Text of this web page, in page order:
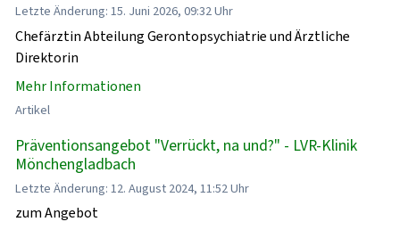
Letzte Änderung: 15. Juni 2026, 09:32 Uhr
Chefärztin Abteilung Gerontopsychiatrie und Ärztliche
Direktorin
Mehr Informationen
Artikel
Präventionsangebot "Verrückt, na und?" - LVR-Klinik
Mönchengladbach
Letzte Änderung: 12. August 2024, 11:52 Uhr
zum Angebot